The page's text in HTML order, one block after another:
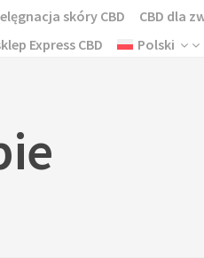
skóry CBD CBD dla
Express CBD
Polski